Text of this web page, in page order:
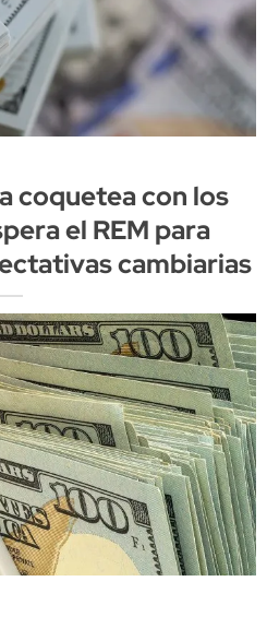
coquetea con los
el REM para
cambiarias